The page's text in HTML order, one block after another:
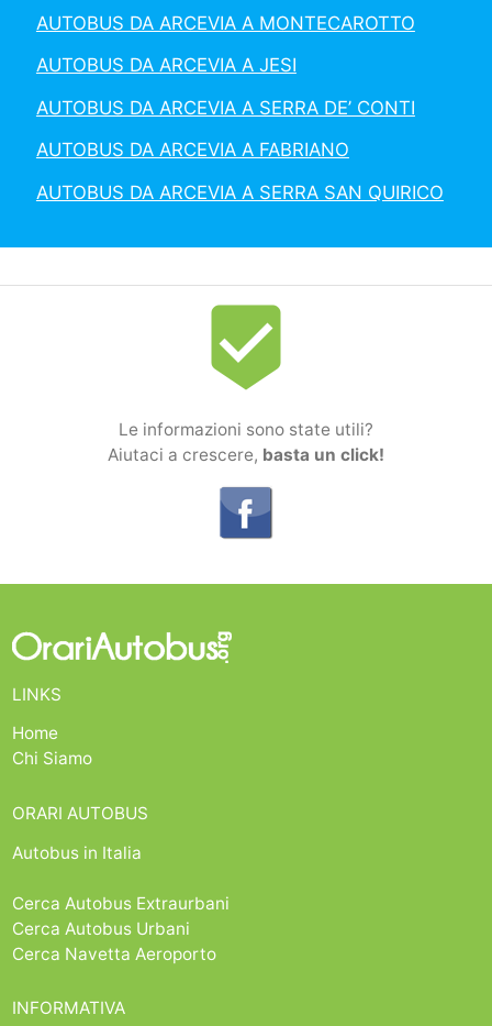
AUTOBUS DA ARCEVIA A MONTECAROTTO
AUTOBUS DA ARCEVIA A JESI
AUTOBUS DA ARCEVIA A SERRA DE’ CONTI
AUTOBUS DA ARCEVIA A FABRIANO
AUTOBUS DA ARCEVIA A SERRA SAN QUIRICO
beenhere
Le informazioni sono state utili?
Aiutaci a crescere, basta un click!
LINKS
Home
Chi Siamo
ORARI AUTOBUS
Autobus in Italia
Cerca Autobus Extraurbani
Cerca Autobus Urbani
Cerca Navetta Aeroporto
INFORMATIVA